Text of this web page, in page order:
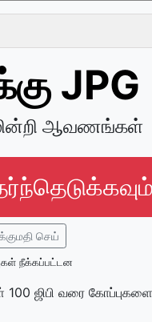
JPG
ஆவணங்கள்
செய்
நீக்கப்பட்டன
ஜிபி வரை